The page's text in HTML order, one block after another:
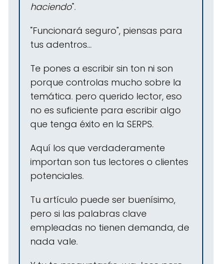
haciendo".
"Funcionará seguro", piensas para
tus adentros...
Te pones a escribir sin ton ni son
porque controlas mucho sobre la
temática. pero querido lector, eso
no es suficiente para escribir algo
que tenga éxito en la SERPS.
Aquí los que verdaderamente
importan son tus lectores o clientes
potenciales.
Tu artículo puede ser buenísimo,
pero si las palabras clave
empleadas no tienen demanda, de
nada vale.